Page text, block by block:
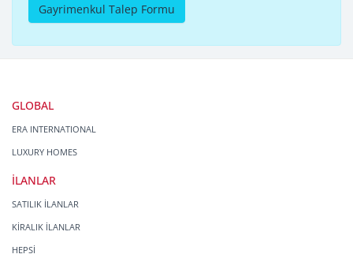
Gayrimenkul Talep Formu
GLOBAL
ERA INTERNATIONAL
LUXURY HOMES
İLANLAR
SATILIK İLANLAR
KİRALIK İLANLAR
HEPSİ